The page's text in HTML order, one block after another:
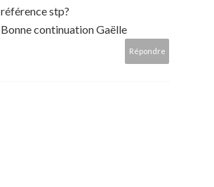
référence stp?
Bonne continuation Gaëlle
Répondre